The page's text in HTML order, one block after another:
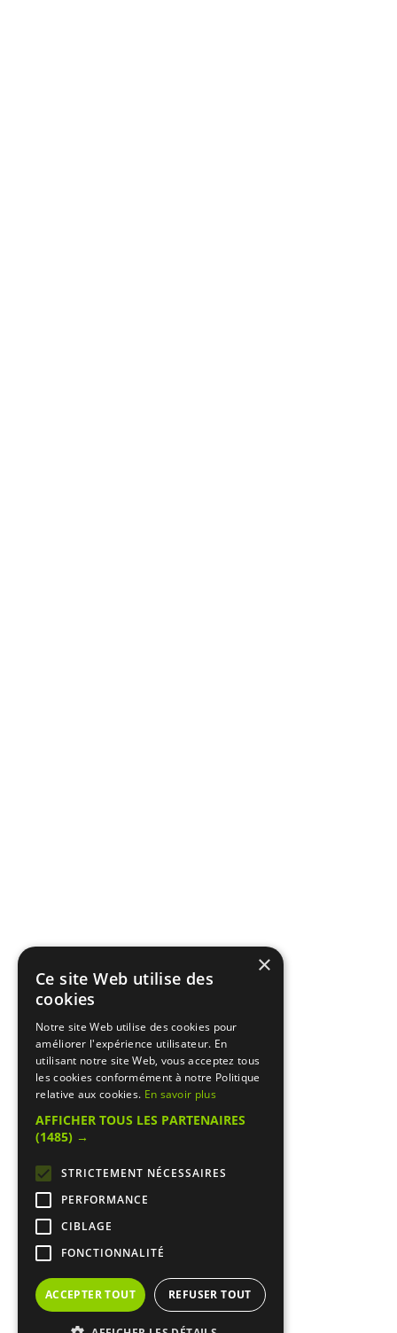
×
Ce site Web utilise des
cookies
Notre site Web utilise des cookies pour
améliorer l'expérience utilisateur. En
utilisant notre site Web, vous acceptez tous
les cookies conformément à notre Politique
relative aux cookies. En savoir plus
AFFICHER TOUS LES PARTENAIRES
(1485) →
STRICTEMENT NÉCESSAIRES
PERFORMANCE
CIBLAGE
FONCTIONNALITÉ
ACCEPTER TOUT REFUSER TOUT